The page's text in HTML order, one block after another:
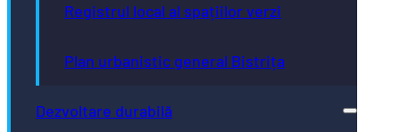
Registrul local al spațiilor verzi
Plan urbanistic general Bistrița
Dezvoltare durabilă